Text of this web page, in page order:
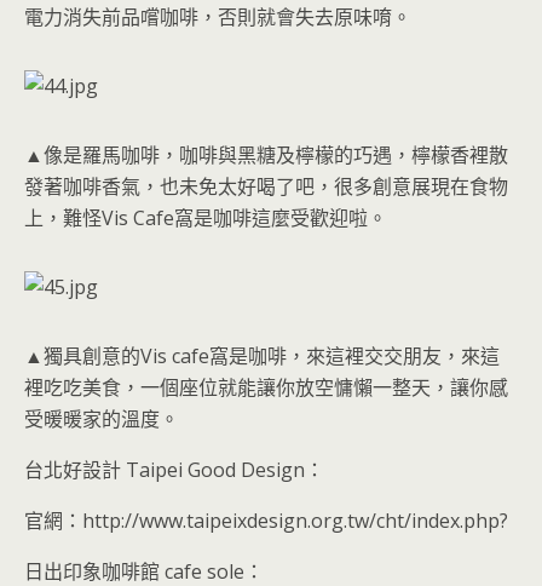
電力消失前品嚐咖啡，否則就會失去原味唷。
▲像是羅馬咖啡，咖啡與黑糖及檸檬的巧遇，檸檬香裡散
發著咖啡香氣，也未免太好喝了吧，很多創意展現在食物
上，難怪Vis Cafe窩是咖啡這麼受歡迎啦。
▲獨具創意的Vis cafe窩是咖啡，來這裡交交朋友，來這
裡吃吃美食，一個座位就能讓你放空慵懶一整天，讓你感
受暖暖家的溫度。
台北好設計 Taipei Good Design：
官網：http://www.taipeixdesign.org.tw/cht/index.php?
日出印象咖啡館 cafe sole：